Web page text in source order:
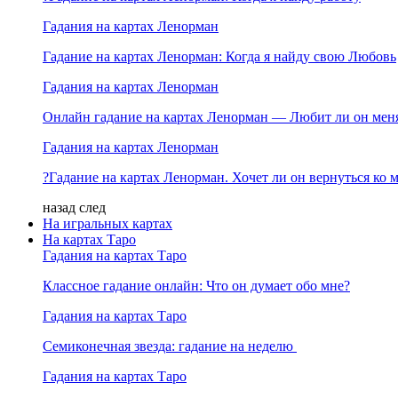
Гадания на картах Ленорман
Гадание на картах Ленорман: Когда я найду свою Любовь
Гадания на картах Ленорман
Онлайн гадание на картах Ленорман — Любит ли он
Гадания на картах Ленорман
?Гадание на картах Ленорман. Хочет ли он вернуться ко
назад след
На игральных картах
На картах Таро
Гадания на картах Таро
Классное гадание онлайн: Что он думает обо мне?
Гадания на картах Таро
Семиконечная звезда: гадание на неделю
Гадания на картах Таро